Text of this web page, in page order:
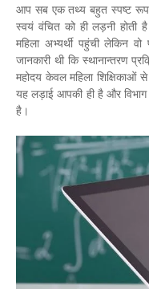
आप सब एक तथ्य बहुत स्पष्ट रूप
स्वयं वंचित को ही लड़नी
महिला अभ्यर्थी पहुंची लेकिन
जानकारी थी कि स्थानान्तरण
महोदय केवल महिला
यह लड़ाई आपकी ही है और
है।